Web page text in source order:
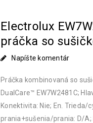
Electrolux
práčka so
Napíšte komentár
Práčka kombinovaná so
DualCare™ EW7W2481C;
Konektivita: Nie; En. Trieda/
prania+sušenia/prania: D/